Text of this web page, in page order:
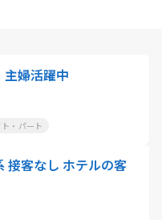
婦活躍中
・パート
接客なし ホテルの客